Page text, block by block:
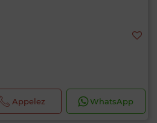
Appelez WhatsApp